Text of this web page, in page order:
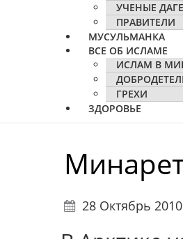
УЧЕНЫЕ
ПРАВИТЕЛИ
МУСУЛЬМАНКА
ВСЕ ОБ ИСЛАМЕ
ИСЛАМ В
ГРЕХИ
ЗДОРОВЬЕ
28 Октябрь 2010